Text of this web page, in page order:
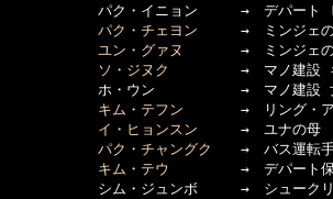
　　　　　パク・イニョン　　　→　デパート
パク・チェヨン →　ミンジェの
ユン・グァヌ
→　ミンジェの
ソ・ジヌク
→　マノ建設 キ
　　　　　ホ・ウン　　　　　　→　マノ建設
キム・テフン →　リング・ア
イ・ヒョンスン →　ユナの母
パク・チャングク
→　バス運転
キム・テウ
→　デパート保安
　　　　　シム・ジュンボ　　　→　シューク